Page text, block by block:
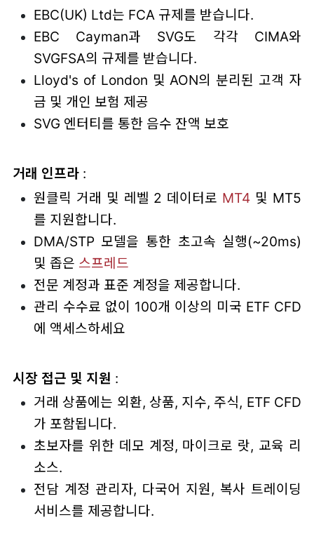
EBC(UK) Ltd는 FCA 규제를 받습니다.
EBC Cayman과 SVG도 각각 CIMA와
SVGFSA의 규제를 받습니다.
Lloyd's of London 및 AON의 분리된 고객 자
금 및 개인 보험 제공
SVG 엔터티를 통한 음수 잔액 보호
거래 인프라:
원클릭 거래 및 레벨 2 데이터로 MT4 및 MT5
를 지원합니다.
DMA/STP 모델을 통한 초고속 실행(~20ms)
및 좁은 스프레드
전문 계정과 표준 계정을 제공합니다.
관리 수수료 없이 100개 이상의 미국 ETF CFD
에 액세스하세요
시장 접근 및 지원 :
거래 상품에는 외환, 상품, 지수, 주식, ETF CFD
가 포함됩니다.
초보자를 위한 데모 계정, 마이크로 랏, 교육 리
소스.
전담 계정 관리자, 다국어 지원, 복사 트레이딩
서비스를 제공합니다.